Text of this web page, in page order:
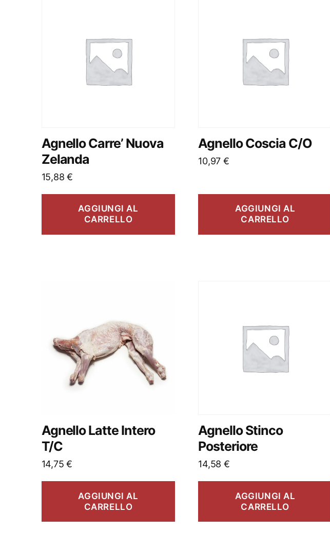
Agnello Carre’ Nuova
Zelanda
15,88€
AGGIUNGI AL
CARRELLO
Agnello Coscia C/O
10,97 €
AGGIUNGI AL
CARRELLO
Agnello Latte Intero
T/C
14,75€
AGGIUNGI AL
CARRELLO
Agnello Stinco
Posteriore
14,58 €
AGGIUNGI AL
CARRELLO